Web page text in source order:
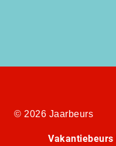
© 2026 Jaarbeurs
Vakantiebeurs